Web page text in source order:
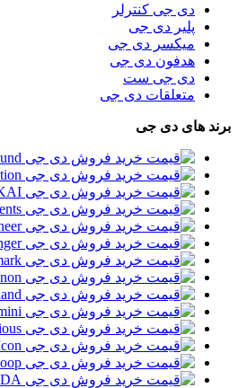
دی جی کنترلر
پلیر دی جی
میکسر دی جی
هدفون دی جی
دی جی ست
متعلقات دی جی
برند های دی جی